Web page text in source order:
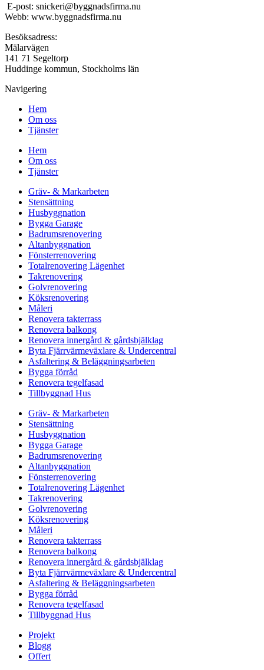
E-post: snickeri@byggnadsfirma.nu
Webb: www.byggnadsfirma.nu
Besöksadress:
Mälarvägen
141 71 Segeltorp
Huddinge kommun, Stockholms län
Navigering
Hem
Om oss
Tjänster
Hem
Om oss
Tjänster
Gräv- & Markarbeten
Stensättning
Husbyggnation
Bygga Garage
Badrumsrenovering
Altanbyggnation
Fönsterrenovering
Totalrenovering Lägenhet
Takrenovering
Golvrenovering
Köksrenovering
Måleri
Renovera takterrass
Renovera balkong
Renovera innergård & gårdsbjälklag
Byta Fjärrvärmeväxlare & Undercentral
Asfaltering & Beläggningsarbeten
Bygga förråd
Renovera tegelfasad
Tillbyggnad Hus
Gräv- & Markarbeten
Stensättning
Husbyggnation
Bygga Garage
Badrumsrenovering
Altanbyggnation
Fönsterrenovering
Totalrenovering Lägenhet
Takrenovering
Golvrenovering
Köksrenovering
Måleri
Renovera takterrass
Renovera balkong
Renovera innergård & gårdsbjälklag
Byta Fjärrvärmeväxlare & Undercentral
Asfaltering & Beläggningsarbeten
Bygga förråd
Renovera tegelfasad
Tillbyggnad Hus
Projekt
Blogg
Offert